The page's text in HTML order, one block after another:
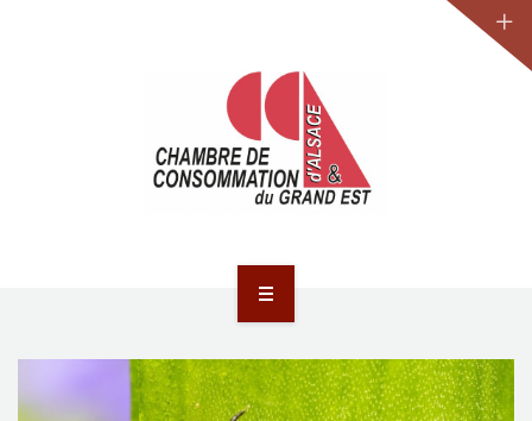
ACTUALITÉS